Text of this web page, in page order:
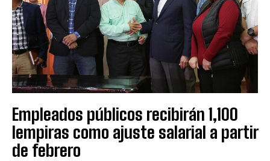
Empleados públicos recibirán 1,100
lempiras como ajuste salarial a partir
de febrero